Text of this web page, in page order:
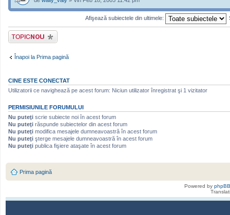
Afişează subiectele din ultimele:
Scrie un subiect
nou
Înapoi la Prima pagină
CINE ESTE CONECTAT
Utilizatorii ce navighează pe acest forum: Niciun utilizator înregistrat şi 1 vizitator
PERMISIUNILE FORUMULUI
Nu puteţi scrie subiecte noi în acest forum
Nu puteţi răspunde subiectelor din acest forum
Nu puteţi modifica mesajele dumneavoastră în acest forum
Nu puteţi şterge mesajele dumneavoastră în acest forum
Nu puteţi publica fişiere ataşate în acest forum
Prima pagină
Powered by phpBB